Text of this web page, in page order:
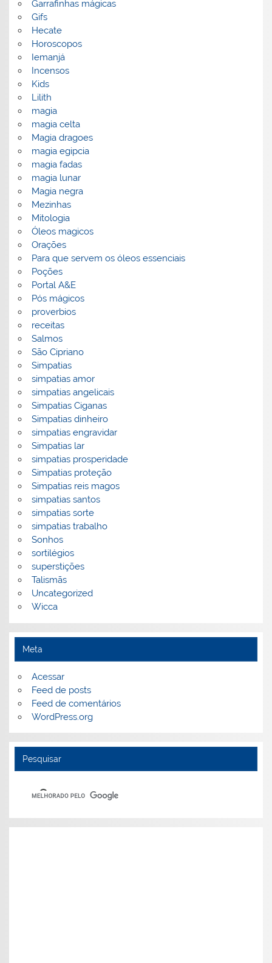
Garrafinhas mágicas
Gifs
Hecate
Horoscopos
Iemanjá
Incensos
Kids
Lilith
magia
magia celta
Magia dragoes
magia egipcia
magia fadas
magia lunar
Magia negra
Mezinhas
Mitologia
Óleos magicos
Orações
Para que servem os óleos essenciais
Poções
Portal A&E
Pós mágicos
proverbios
receitas
Salmos
São Cipriano
Simpatias
simpatias amor
simpatias angelicais
Simpatias Ciganas
Simpatias dinheiro
simpatias engravidar
Simpatias lar
simpatias prosperidade
Simpatias proteção
Simpatias reis magos
simpatias santos
simpatias sorte
simpatias trabalho
Sonhos
sortilégios
superstições
Talismãs
Uncategorized
Wicca
Meta
Acessar
Feed de posts
Feed de comentários
WordPress.org
Pesquisar